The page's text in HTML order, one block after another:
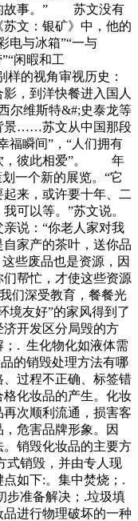
故事。” 苏文没有
文：银矿》中，他的
电与冰箱”“一与
闲暇和工
的视角审视历史：
，到洋快餐进入国人
尔维斯特&#;史泰龙等
景……苏文从中国那段
福瞬间”，“人们拥有
，彼此相爱”。 年
一个新的展览。“它
来，或许要十年、二
可以等。”苏文说。
说：“你老人家对我
家产的茶叶，送你品
些废品也是资源，因
帮忙，才使这些资源
们深受教育，餐餐光
友好”的家风得到了
开发区分局毁的方
. 生化物化如液体需
的销毁处理方法有哪
过程不正确、标签错
化妆品的产生。化妆
次顺利流通，损害客
危害品牌形象。因
销毁化妆品的主要方
式销毁，并由专人现
如下:。集中焚烧；.
步准备解决；.垃圾填
进行物理破坏的一种